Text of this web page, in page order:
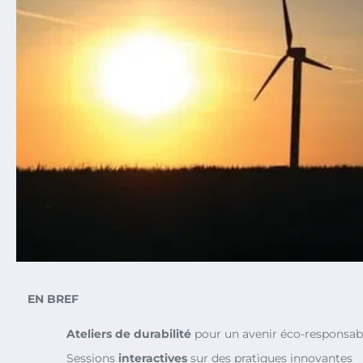
EN BREF
Ateliers de durabilité pour un avenir éco-
Sessions interactives sur des pratiques innovantes